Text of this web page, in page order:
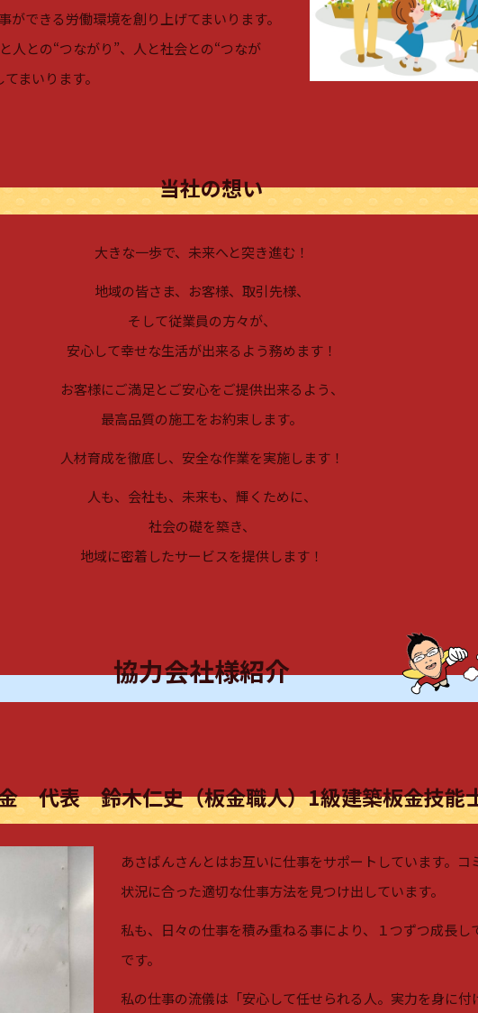
できる労働環境を創り上げてまいります。
人との“つながり”、人と社会との“つなが
まいります。
当社の想い
大きな一歩で、未来へと突き進む！
地域の皆さま、お客様、取引先様、
そして従業員の方々が、
安心して幸せな生活が出来るよう務めます！
お客様にご満足とご安心をご提供出来るよう、
最高品質の施工をお約束します。
人材育成を徹底し、安全な作業を実施します！
人も、会社も、未来も、輝くために、
社会の礎を築き、
地域に密着したサービスを提供します！
協力会社様紹介
代表 鈴木仁史（板金職人）1級建築板金技能
あさばんさんとはお互いに仕事をサポートしています。コ
状況に合った適切な仕事方法を見つけ出しています。
私も、日々の仕事を積み重ねる事により、１つずつ成長
です。
私の仕事の流儀は「安心して任せられる人。実力を身に付